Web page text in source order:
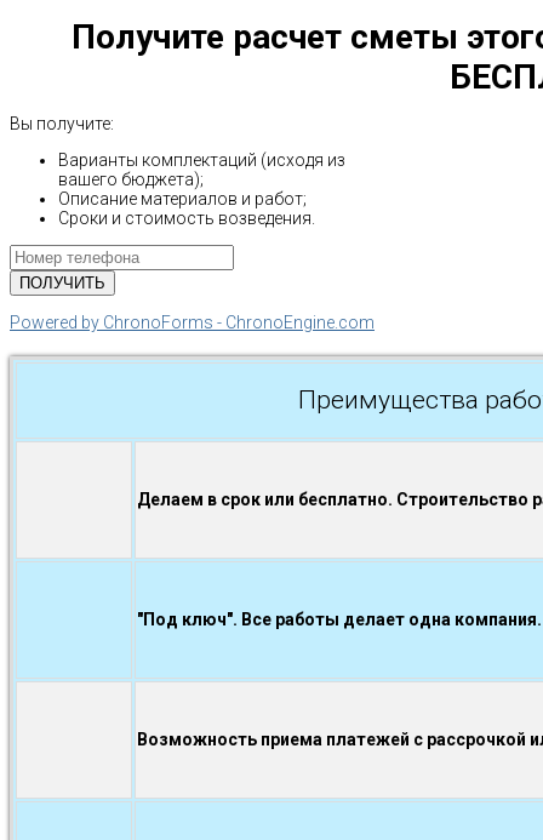
Получите расчет сметы
Вы получите:
Варианты комплектаций (исходя из
вашего бюджета);
Описание материалов и работ;
Сроки и стоимость возведения.
Powered by ChronoForms - ChronoEngine.com
Преимущества
Делаем в срок или бесплатно. Строительство
"Под ключ". Все работы делает одна компания.
Возможность приема платежей с рассрочкой